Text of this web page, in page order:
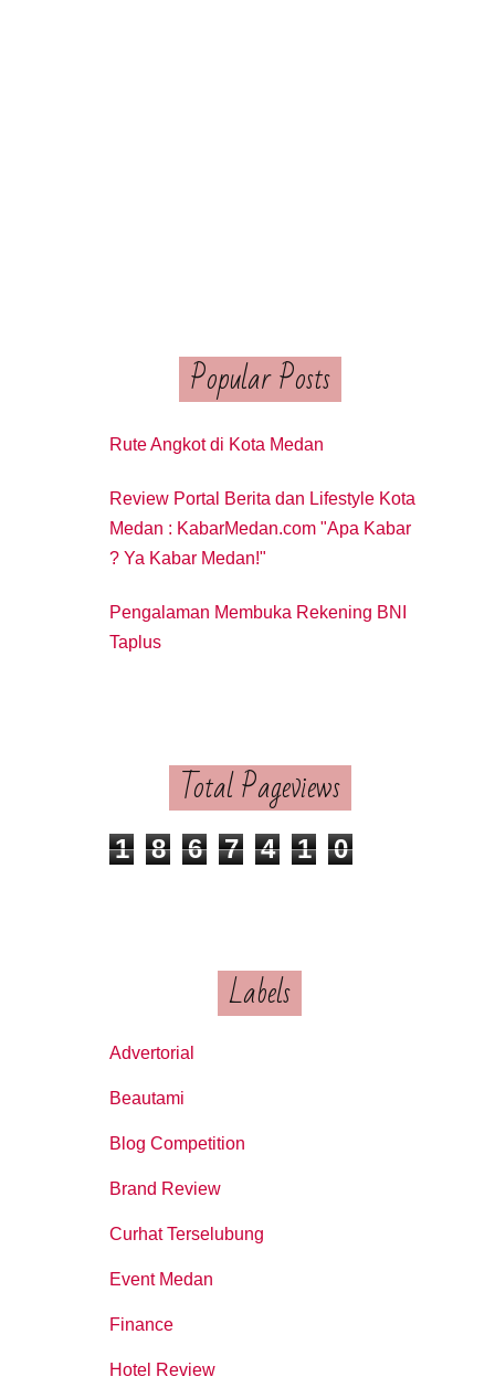
Popular Posts
Rute Angkot di Kota Medan
Review Portal Berita dan Lifestyle Kota
Medan : KabarMedan.com "Apa Kabar
? Ya Kabar Medan!"
Pengalaman Membuka Rekening BNI
Taplus
Total Pageviews
1 8 6 7 4 1 0
Labels
Advertorial
Beautami
Blog Competition
Brand Review
Curhat Terselubung
Event Medan
Finance
Hotel Review